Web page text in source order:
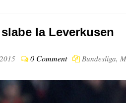
la Leverkusen
0 Comment Bundesliga,